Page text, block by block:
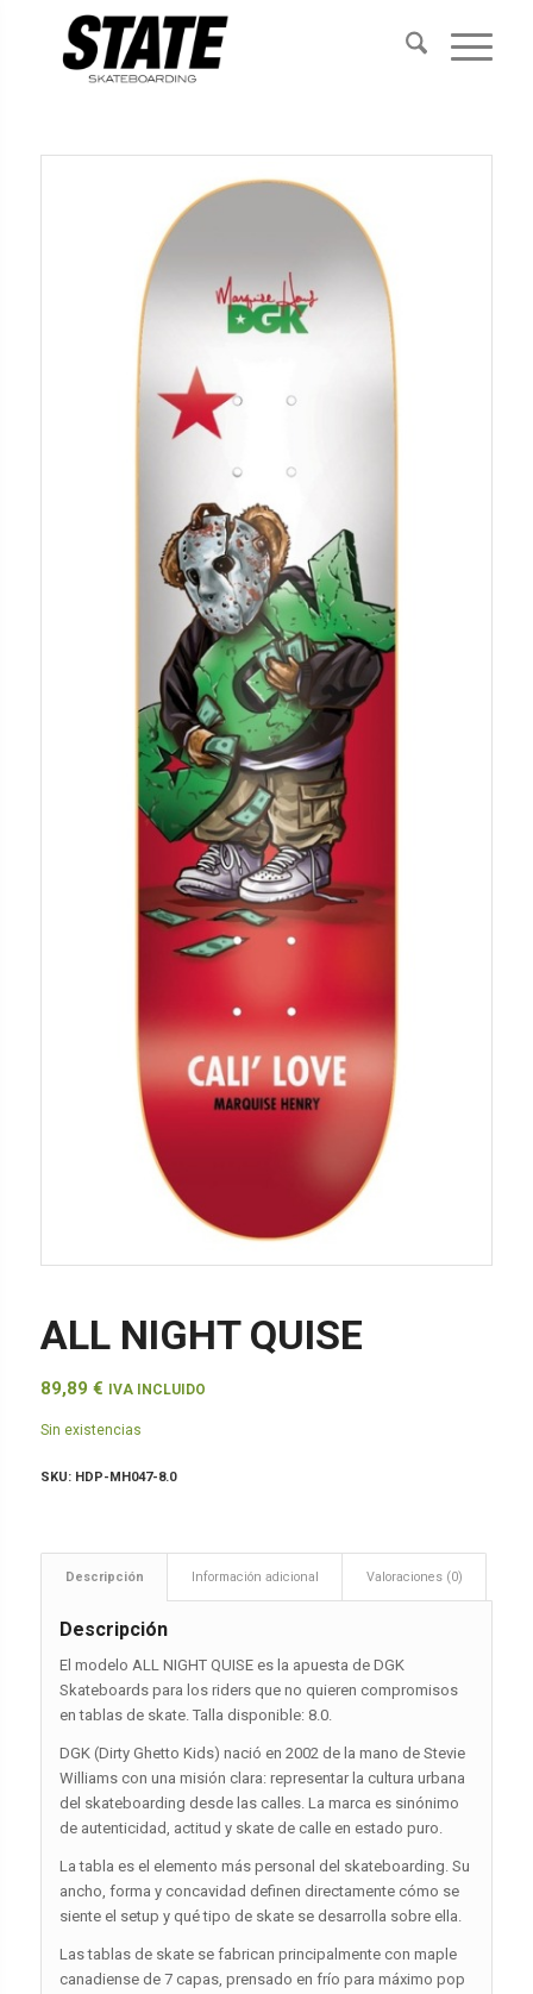
ALL NIGHT QUISE
89,89 € IVA INCLUIDO
Sin existencias
SKU: HDP-MH047-8.0
Descripción Información adicional Valoraciones (0)
Descripción
El modelo ALL NIGHT QUISE es la apuesta de DGK
Skateboards para los riders que no quieren compromisos
en tablas de skate. Talla disponible: 8.0.
DGK (Dirty Ghetto Kids) nació en 2002 de la mano de Stevie
Williams con una misión clara: representar la cultura urbana
del skateboarding desde las calles. La marca es sinónimo
de autenticidad, actitud y skate de calle en estado puro.
La tabla es el elemento más personal del skateboarding. Su
ancho, forma y concavidad definen directamente cómo se
siente el setup y qué tipo de skate se desarrolla sobre ella.
Las tablas de skate se fabrican principalmente con maple
canadiense de 7 capas, prensado en frío para máximo pop